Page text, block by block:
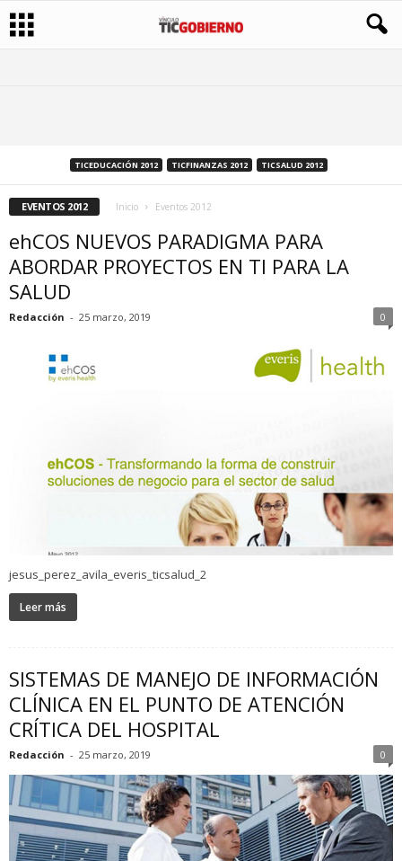
TICEDUCACIÓN 2012 TICFINANZAS 2012 TICSALUD 2012
EVENTOS 2012 Inicio Eventos 2012
ehCOS NUEVOS PARADIGMA PARA
ABORDAR PROYECTOS EN TI PARA LA
SALUD
Redacción - 25 marzo, 2019 0
jesus_perez_avila_everis_ticsalud_2
Leer más
SISTEMAS DE MANEJO DE INFORMACIÓN
CLÍNICA EN EL PUNTO DE ATENCIÓN
CRÍTICA DEL HOSPITAL
Redacción - 25 marzo, 2019 0